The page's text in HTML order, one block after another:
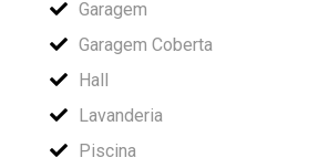
Garagem
Garagem Coberta
Hall
Lavanderia
Piscina